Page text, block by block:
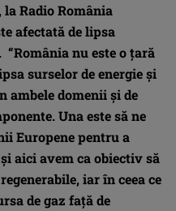
Radio România
afectată de lipsa
“România nu este o ţară
surselor de energie şi
ambele domenii şi de
Una este să ne
Europene pentru a
aici avem ca obiectiv să
iar în ceea ce
de gaz faţă de